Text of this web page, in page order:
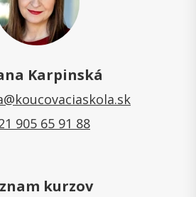
Karpinská
905 65 91 88
kurzov